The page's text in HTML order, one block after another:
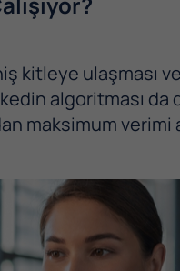
kitleye ulaşması
algoritması da
maksimum verimi